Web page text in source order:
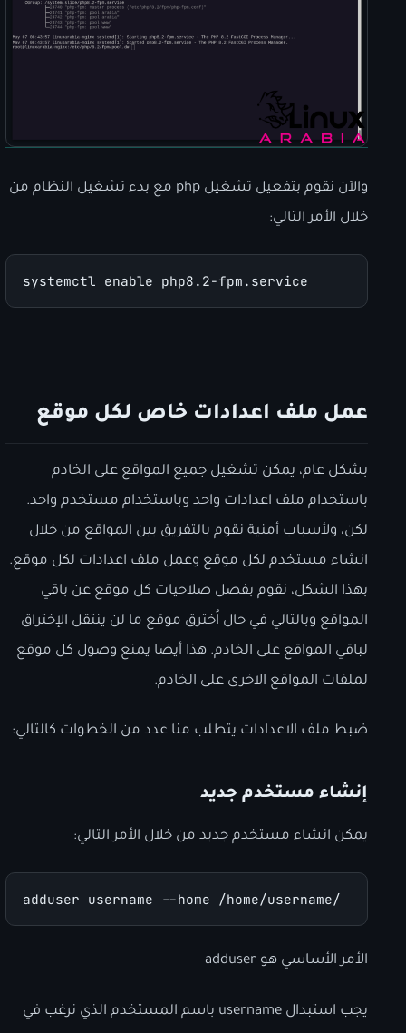
والآن نقوم بتفعيل تشغيل php مع بدء تشغيل النظام من
خلال الأمر التالي:
systemctl enable php8.2-fpm.service
عمل ملف اعدادات خاص لكل موقع
بشكل عام، يمكن تشغيل جميع المواقع على الخادم
باستخدام ملف اعدادات واحد وباستخدام مستخدم واحد.
لكن، ولأسباب أمنية نقوم بالتفريق بين المواقع من خلال
انشاء مستخدم لكل موقع وعمل ملف اعدادات لكل موقع.
بهذا الشكل، نقوم بفصل صلاحيات كل موقع عن باقي
المواقع وبالتالي في حال اُخترق موقع ما لن ينتقل الإختراق
لباقي المواقع على الخادم. هذا أيضا يمنع وصول كل موقع
لملفات المواقع الاخرى على الخادم.
ضبط ملف الاعدادات يتطلب منا عدد من الخطوات كالتالي:
إنشاء مستخدم جديد
يمكن انشاء مستخدم جديد من خلال الأمر التالي:
adduser username --home /home/username/
الأمر الأساسي هو adduser
يجب استبدال username باسم المستخدم الذي نرغب في